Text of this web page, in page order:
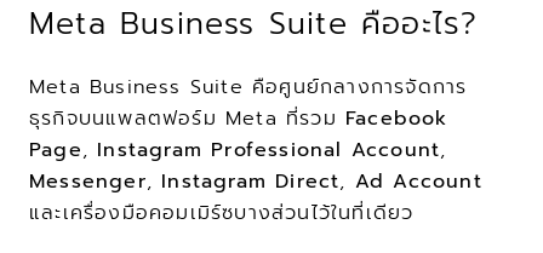
Meta Business Suite คืออะไร?
Meta Business Suite คือศูนย์กลางการจัดการ
ธุรกิจบนแพลตฟอร์ม Meta ที่รวม Facebook
Page, Instagram Professional Account
Messenger, Instagram Direct, Ad Account
และเครื่องมือคอมเมิร์ซบางส่วนไว้ในที่เดียว